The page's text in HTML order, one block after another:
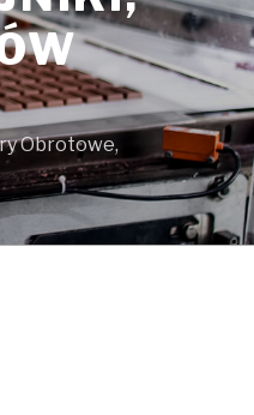
Obrotowe,